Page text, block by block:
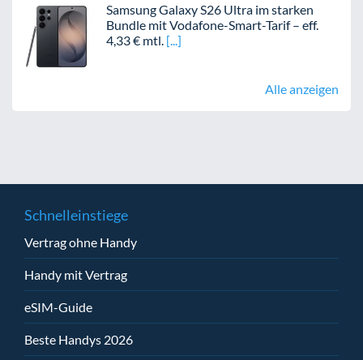
Samsung Galaxy S26 Ultra im starken
Bundle mit Vodafone-Smart-Tarif – eff.
4,33 € mtl.
Alle anzeigen
Schnelleinstiege
Vertrag ohne Handy
Handy mit Vertrag
eSIM-Guide
Beste Handys 2026